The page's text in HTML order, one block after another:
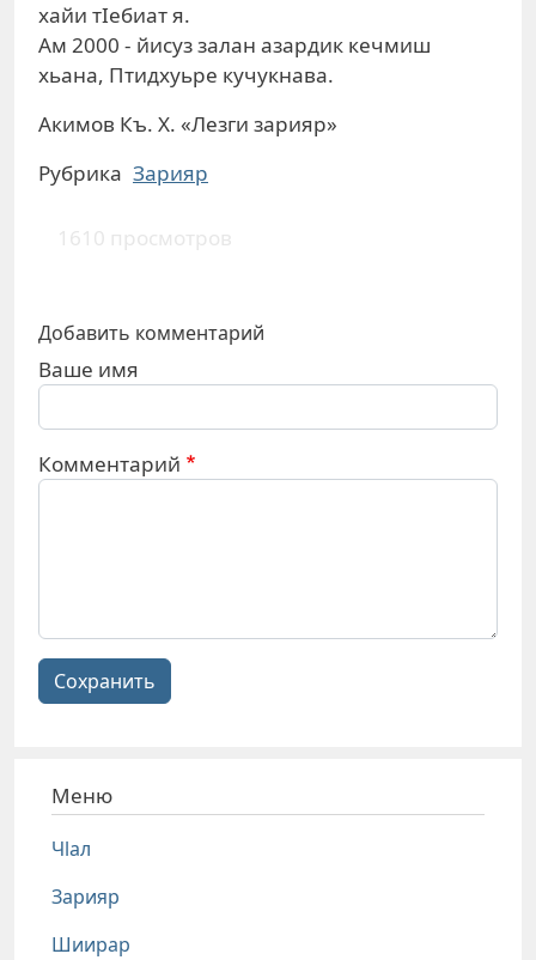
хайи тIебиат я.
Ам 2000 - йисуз залан азардик кечмиш
хьана, Птидхуьре кучукнава.
Акимов Къ. Х. «Лезги зарияр»
Рубрика Зарияр
1610 просмотров
Добавить комментарий
Ваше имя
Комментарий
Сохранить
Меню
Чlал
Зарияр
Шиирар